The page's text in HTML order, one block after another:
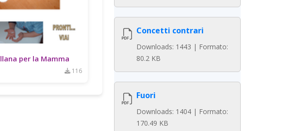
per la Mamma
116
Concetti contrari
Downloads: 1443 | Formato:
80.2 KB
Fuori
Downloads: 1404 | Formato:
170.49 KB